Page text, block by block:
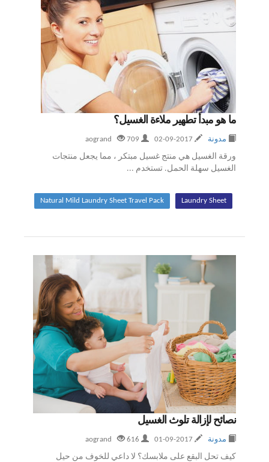
ما هو مبدأ تطهير ملاءة الغسيل؟
مدونة 709
ورقة الغسيل هي منتج غسيل مبتكر ، مما يجعل منتجات
الغسيل سهلة الحمل. تستخدم ...
Laundry Sheet
Natural Mild Laundry Sheet Travel Pack
نصائح لإزالة تلوث الغسيل
مدونة 616
كيف تحل البقع على ملابسك؟ لا داعي للخوف من حيل